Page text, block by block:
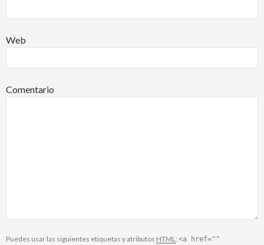
Web
Comentario
Puedes usar las siguientes etiquetas y atributos HTML: <a href=""